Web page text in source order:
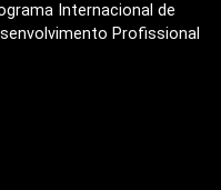
Internacional de
Profissional